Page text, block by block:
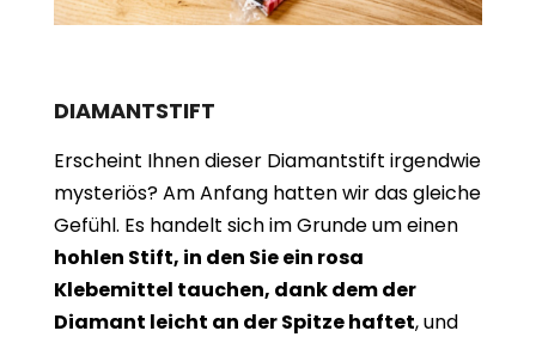
DIAMANTSTIFT
Erscheint Ihnen dieser Diamantstift irgendwie
mysteriös? Am Anfang hatten wir das gleiche
Gefühl. Es handelt sich im Grunde um einen
hohlen Stift, in den Sie ein rosa
Klebemittel tauchen, dank dem der
Diamant leicht an der Spitze haftet, und